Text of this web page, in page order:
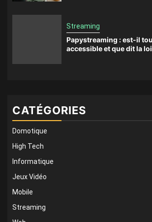
Streaming
Papystreaming : est-il
accessible et que dit la
CATÉGORIES
Domotique
High Tech
Informatique
Jeux Vidéo
Mobile
Streaming